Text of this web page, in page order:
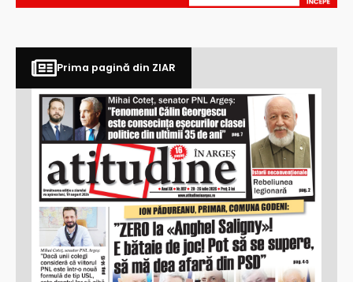
Prima pagină din ZIAR